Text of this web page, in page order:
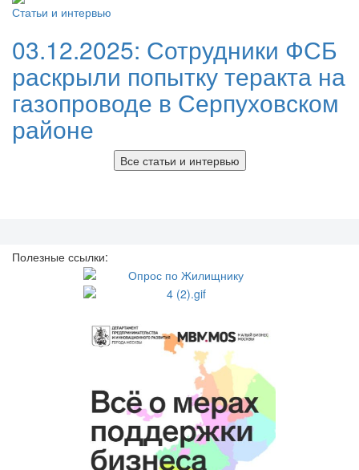
Статьи и интервью
03.12.2025: Сотрудники ФСБ
раскрыли попытку теракта на
газопроводе в Серпуховском
районе
Все статьи и интервью
Полезные ссылки: